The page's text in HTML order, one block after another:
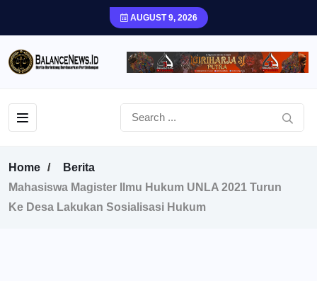
AUGUST 9, 2026
Home
Berita
Mahasiswa Magister Ilmu Hukum UNLA 2021 Turun
Ke Desa Lakukan Sosialisasi Hukum